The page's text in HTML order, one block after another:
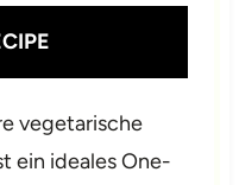
vegetarische
ein ideales One-